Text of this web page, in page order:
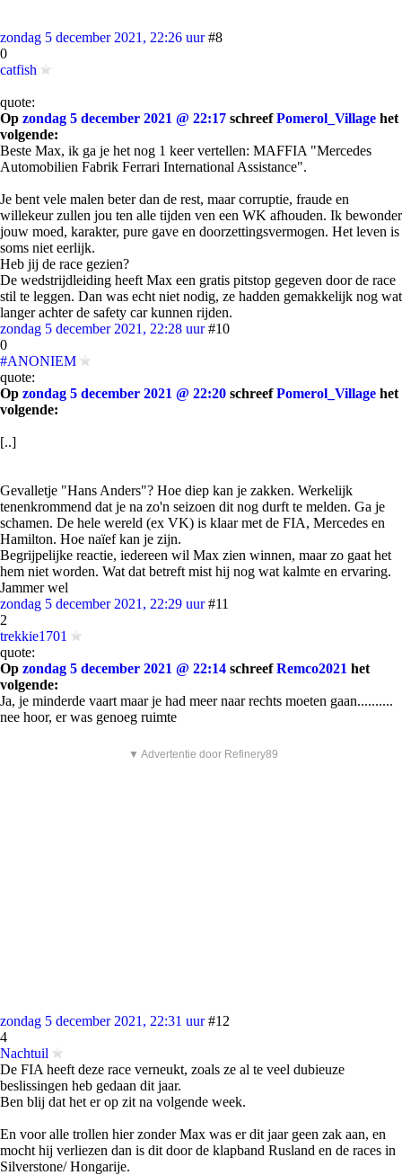
zondag 5 december 2021, 22:26 uur #8
0
catfish
quote:
Op zondag 5 december 2021 @ 22:17 schreefPomerol_Village het
volgende:
Beste Max, ik ga je het nog 1 keer vertellen: MAFFIA "Mercedes
Automobilien Fabrik Ferrari International Assistance".
Je bent vele malen beter dan de rest, maar corruptie, fraude en
willekeur zullen jou ten alle tijden ven een WK afhouden. Ik bewonder
jouw moed, karakter, pure gave en doorzettingsvermogen. Het leven is
soms niet eerlijk.
Heb jij de race gezien?
De wedstrijdleiding heeft Max een gratis pitstop gegeven door de race
stil te leggen. Dan was echt niet nodig, ze hadden gemakkelijk nog wat
langer achter de safety car kunnen rijden.
zondag 5 december 2021, 22:28 uur #10
0
#ANONIEM
quote:
Op zondag 5 december 2021 @ 22:20 schreefPomerol_Village het
volgende:
[..]
Gevalletje "Hans Anders"? Hoe diep kan je zakken. Werkelijk
tenenkrommend dat je na zo'n seizoen dit nog durft te melden. Ga je
schamen. De hele wereld (ex VK) is klaar met de FIA, Mercedes en
Hamilton. Hoe naïef kan je zijn.
Begrijpelijke reactie, iedereen wil Max zien winnen, maar zo gaat het
hem niet worden. Wat dat betreft mist hij nog wat kalmte en ervaring.
Jammer wel
zondag 5 december 2021, 22:29 uur #11
2
trekkie1701
quote:
Op zondag 5 december 2021 @ 22:14 schreefRemco2021 het
volgende:
Ja, je minderde vaart maar je had meer naar rechts moeten gaan..........
nee hoor, er was genoeg ruimte
▼ Advertentie door Refinery89
zondag 5 december 2021, 22:31 uur #12
4
Nachtuil
De FIA heeft deze race verneukt, zoals ze al te veel dubieuze
beslissingen heb gedaan dit jaar.
Ben blij dat het er op zit na volgende week.
En voor alle trollen hier zonder Max was er dit jaar geen zak aan, en
mocht hij verliezen dan is dit door de klapband Rusland en de races in
Silverstone/ Hongarije.